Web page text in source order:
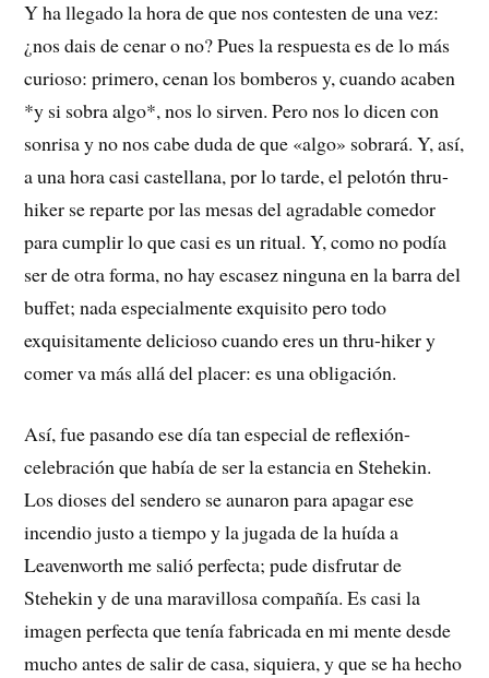
Y ha llegado la hora de que nos contesten de una vez:
¿nos dais de cenar o no? Pues la respuesta es de lo más
curioso: primero, cenan los bomberos y, cuando acaben
*y si sobra algo*, nos lo sirven. Pero nos lo dicen con
sonrisa y no nos cabe duda de que «algo» sobrará. Y, así,
a una hora casi castellana, por lo tarde, el pelotón thru-
hiker se reparte por las mesas del agradable comedor
para cumplir lo que casi es un ritual. Y, como no podía
ser de otra forma, no hay escasez ninguna en la barra del
buffet; nada especialmente exquisito pero todo
exquisitamente delicioso cuando eres un thru-hiker y
comer va más allá del placer: es una obligación.
Así, fue pasando ese día tan especial de reflexión-
celebración que había de ser la estancia en Stehekin.
Los dioses del sendero se aunaron para apagar ese
incendio justo a tiempo y la jugada de la huída a
Leavenworth me salió perfecta; pude disfrutar de
Stehekin y de una maravillosa compañía. Es casi la
imagen perfecta que tenía fabricada en mi mente desde
mucho antes de salir de casa, siquiera, y que se ha hecho